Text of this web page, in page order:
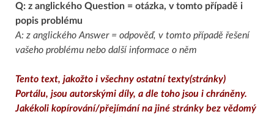
Q: z anglického Question = otázka, v tomto případě i
popis problému
A: z anglického Answer = odpověď, v tomto případě řešení
vašeho problému nebo další informace o něm
Tento text, jakožto i všechny ostatní texty(stránky)
Portálu, jsou autorskými díly, a dle toho jsou i chráněny.
Jakékoli kopírování/přejímání na jiné stránky bez vědomý